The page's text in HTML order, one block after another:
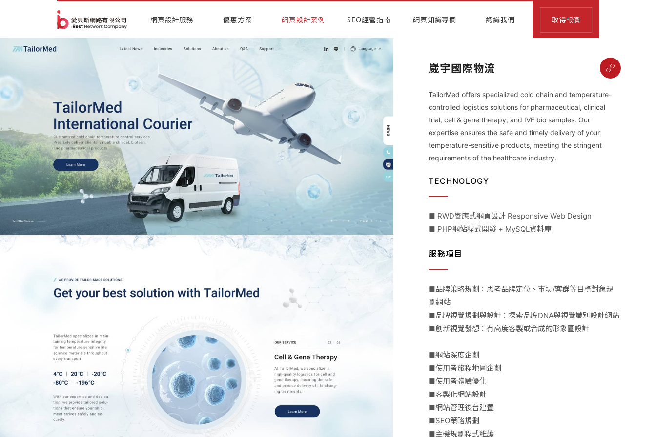
網頁設計服務 優惠方案 網頁設計案例 SEO經營指南 網頁知識專欄 認識我們 取得報價
崴宇國際物流
TailorMed offers specialized cold chain and temperature-
controlled logistics solutions for pharmaceutical, clinical
trial, cell & gene therapy, and IVF bio samples. Our
expertise ensures the safe and timely delivery of your
temperature-sensitive products, meeting the stringent
requirements of the healthcare industry.
TECHNOLOGY
■ RWD響應式網頁設計 Responsive Web Design
■ PHP網站程式開發 + MySQL資料庫
服務項目
■品牌策略規劃：思考品牌定位、市場/客群等目標對象規
劃網站
■品牌視覺規劃與設計：探索品牌DNA與視覺識別設計網站
■創新視覺發想：有高度客製或合成的形象圖設計
■網站深度企劃
■使用者旅程地圖企劃
■使用者體驗優化
■客製化網站設計
■網站管理後台建置
■SEO策略規劃
■主機規劃程式維護